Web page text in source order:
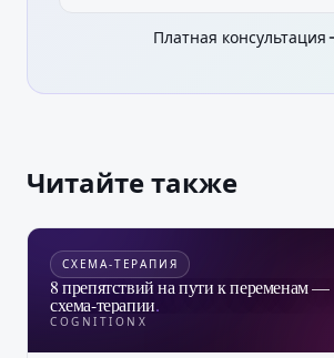
Платная консультация
Читайте также
СХЕМА-ТЕРАПИЯ
8 препятствий на пути к переменам —
схема-терапии.
COGNITIONX